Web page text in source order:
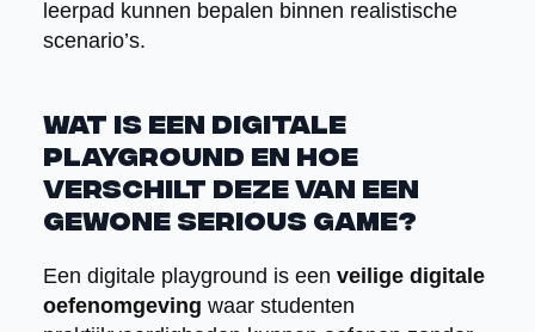
leerpad kunnen bepalen binnen realistische
scenario’s.
Wat is een digitale
playground en hoe
verschilt deze van een
gewone serious game?
Een digitale playground is een veilige digitale
oefenomgeving waar studenten